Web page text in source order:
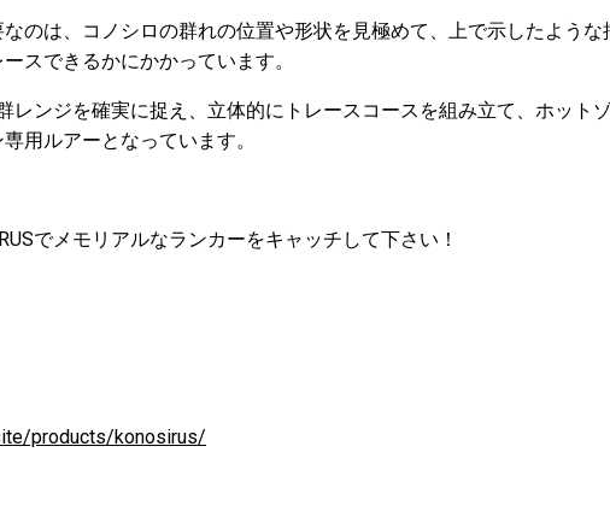
のは、コノシロの群れの位置や形状を見極めて、上で示したような
スできるかにかかっています。
レンジを確実に捉え、立体的にトレースコースを組み立て、ホット
用ルアーとなっています。
でメモリアルなランカーをキャッチして下さい！
products/konosirus/